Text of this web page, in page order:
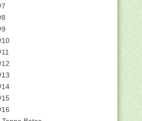
PPG Daljab 2025:
Sistem...
Daljab Batch 3 Tahun
Siapkan...
Nomor 11 Tahun
No. 22 Tahun 2025 tentang
Pemeri...
dan Tafakkur
dan Kumpulan Kunci